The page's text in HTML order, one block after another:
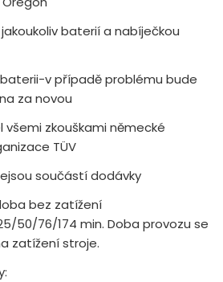
baterií a nabíječkou
baterii-v případě problému bude
za novou
zkouškami německé
TÜV
součástí dodávky
bez zatížení
50/76/174 min. Doba provozu se
zatížení stroje.